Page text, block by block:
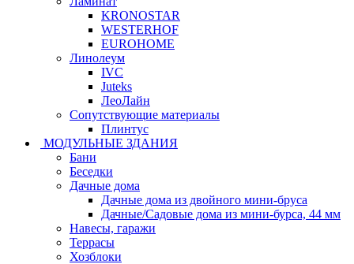
KRONOSTAR
WESTERHOF
EUROHOME
Линолеум
IVC
Juteks
ЛеоЛайн
Сопутствующие материалы
Плинтус
МОДУЛЬНЫЕ ЗДАНИЯ
Бани
Беседки
Дачные дома
Дачные дома из двойного мини-бруса
Дачные/Садовые дома из мини-бурса, 44 мм
Навесы, гаражи
Террасы
Хозблоки